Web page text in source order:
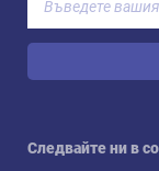
Следвайте ни в